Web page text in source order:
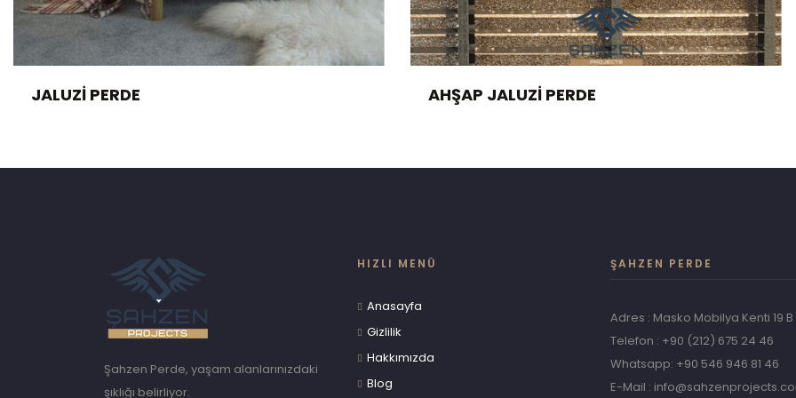
JALUZI PERDE AHŞAP JALUZI PERDE
Şahzen Perde, yaşam alanlarınızdaki
şıklığı belirliyor.
HIZLI MENÜ
Anasayfa
Gizlilik
Hakkımızda
Blog
ŞAHZEN PERDE
Adres : Masko Mobilya Kenti 19
Telefon : +90 (212) 675 24 46
Whatsapp: +90 546 946 81 46
E-Mail :